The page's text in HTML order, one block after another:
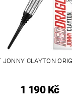
JONNY CLAYTON
1 190 Kč